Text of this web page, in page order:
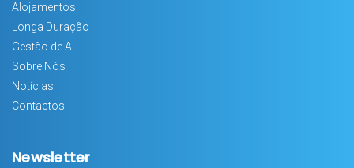
Alojamentos
Longa Duração
Gestão de AL
Sobre Nós
Notícias
Contactos
Newsletter